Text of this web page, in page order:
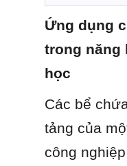
Ứng dụng
trong năng
học
Các bể
tảng của
công